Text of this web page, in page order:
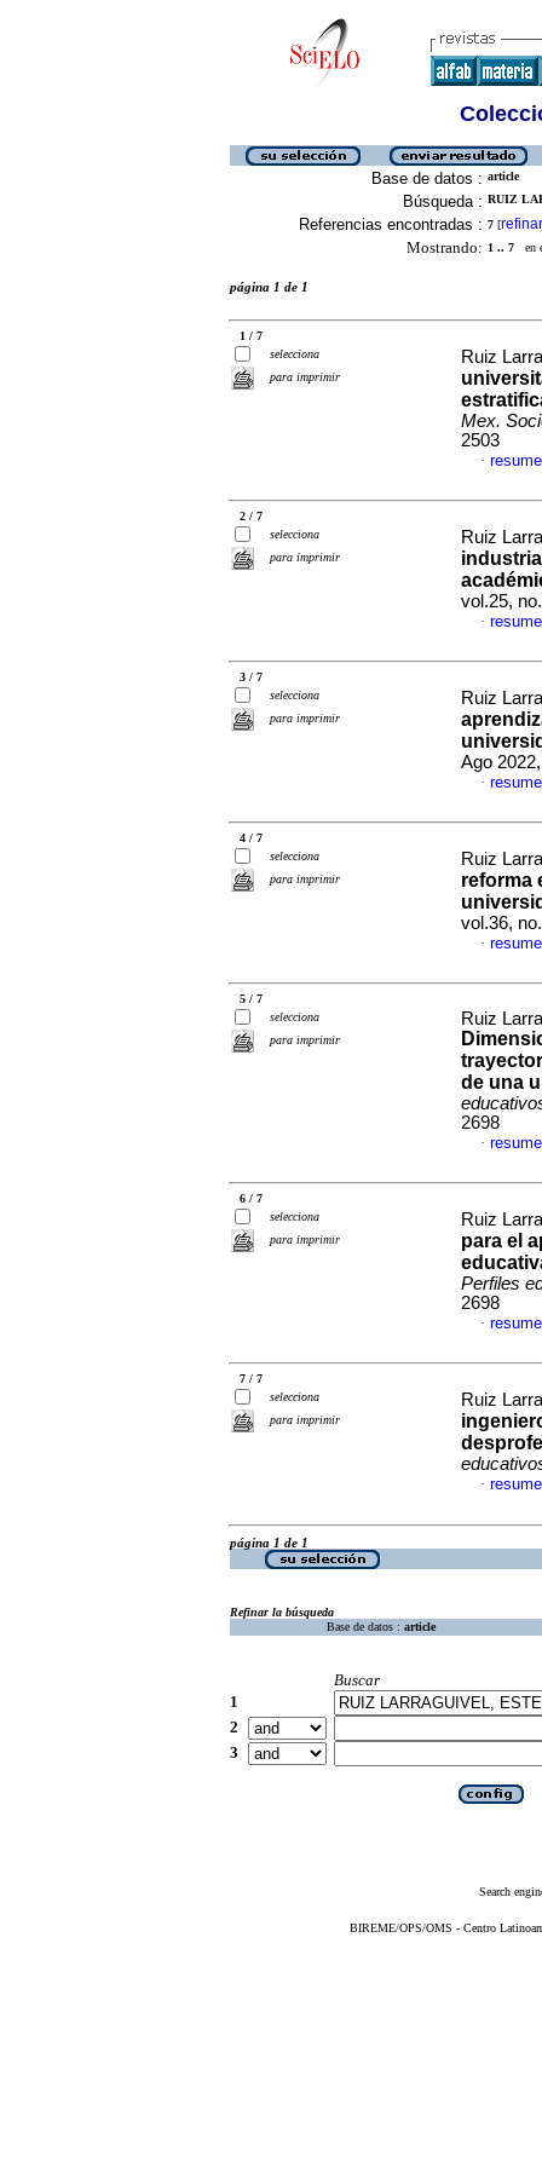
Base de datos : article
Búsqueda : RUIZ
Referencias encontradas : 7 [refinar
Mostrando: 1 .. 7 en
página 1 de 1
1 / 7
selecciona
para imprimir
Ruiz
Mex.
2503
·
2 / 7
selecciona
para imprimir
Ruiz
vol.25,
·
3 / 7
selecciona
para imprimir
Ruiz
Ago
·
4 / 7
selecciona
para imprimir
Ruiz
reforma
vol.36,
·
5 / 7
selecciona
para imprimir
Ruiz
de una
2698
·
6 / 7
selecciona
para imprimir
Ruiz
para el
Perfiles
2698
·
7 / 7
selecciona
para imprimir
Ruiz
·
página 1 de 1
Refinar la búsqueda
Base de datos : article
Buscar
1
2
3
Search
BIREME/OPS/OMS - Centro